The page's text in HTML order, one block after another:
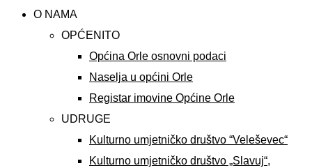
O NAMA
OPĆENITO
Općina Orle osnovni podaci
Naselja u općini Orle
Registar imovine Općine Orle
UDRUGE
Kulturno umjetničko društvo “Veleševec“
Kulturno umjetničko društvo „Slavuj“,